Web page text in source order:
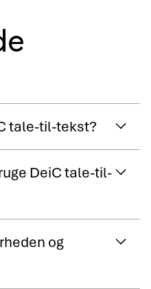
tale-til-tekst?
DeiC tale-til-
og